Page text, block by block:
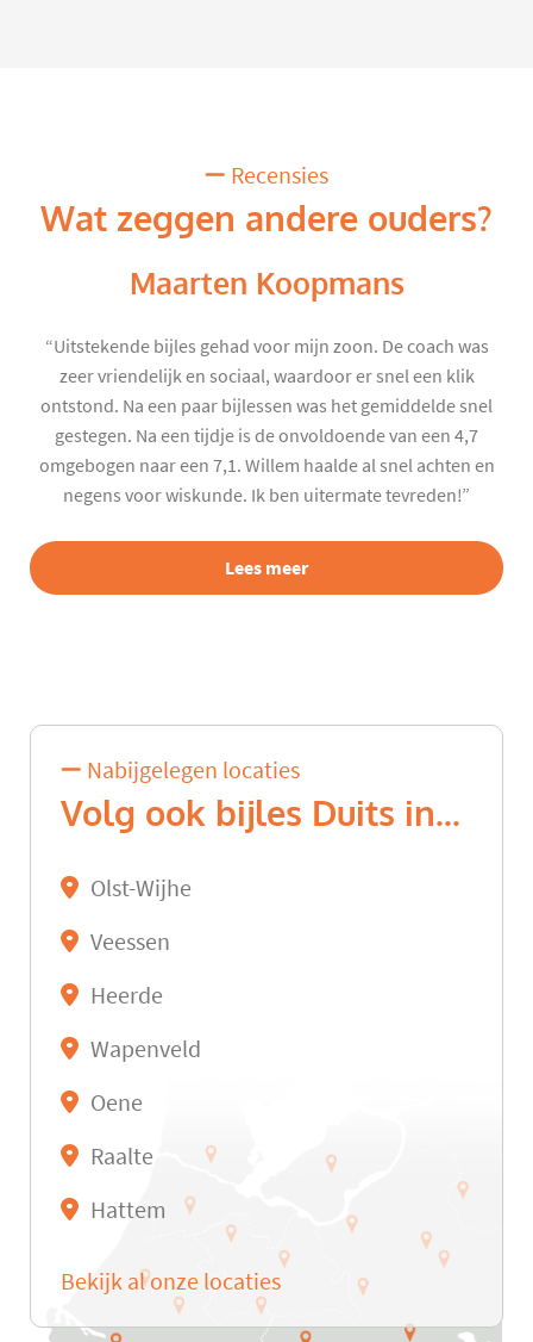
Recensies
Wat zeggen andere ouders?
Maarten Koopmans
“Uitstekende bijles gehad voor mijn zoon. De coach was
zeer vriendelijk en sociaal, waardoor er snel een klik
ontstond. Na een paar bijlessen was het gemiddelde snel
gestegen. Na een tijdje is de onvoldoende van een 4,7
omgebogen naar een 7,1. Willem haalde al snel achten en
negens voor wiskunde. Ik ben uitermate tevreden!”
Lees meer
Nabijgelegen locaties
Volg ook bijles Duits in...
Olst-Wijhe
Veessen
Heerde
Wapenveld
Oene
Raalte
Hattem
Bekijk al onze locaties